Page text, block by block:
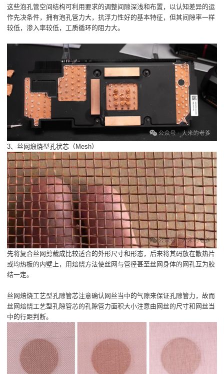
这些泡孔管空间结构可利用要求的调整间隙深浅和布置，以认知差异的运
作先决条件，拥有泡孔管力大，抗浮力性好的基本特征，但其间隙率一样
较低，渗入率较低，工质循环的阻力大。
3、丝网煅烧型孔状芯（Mesh）
先将复合丝网剪裁成比较适合的外形尺寸和形态，后来将其码放在散热片
或均热板的内壁上，用焙烧方法使丝网与管径甚至丝网身体的网孔互为胶
结一定。
丝网焙烧工艺型孔隙管芯注意确认网丝当中的气隙来保证孔隙管力，故而
丝网焙烧工艺型孔隙管芯的孔隙管力面积大小注意由网丝的尺寸和网丝当
中的行距判断。